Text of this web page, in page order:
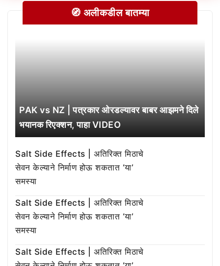
🧭 अलीकडील बातम्या
PAK vs NZ | पत्रकार ओरडल्यावर बाबर आझमने दिले
भयानक रिएक्शन, पाहा VIDEO
Salt Side Effects | अतिरिक्त मिठाचे
सेवन केल्याने निर्माण होऊ शकतात ‘या’
समस्या
Salt Side Effects | अतिरिक्त मिठाचे
सेवन केल्याने निर्माण होऊ शकतात ‘या’
समस्या
Salt Side Effects | अतिरिक्त मिठाचे